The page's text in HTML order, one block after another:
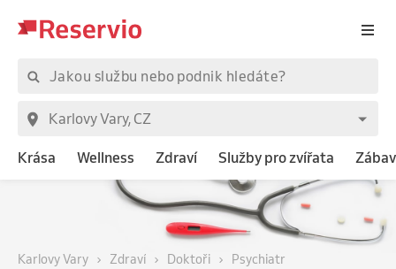
Krása Wellness Zdraví Služby pro zvířata
Karlovy Vary Zdraví Doktoři Psychiatr